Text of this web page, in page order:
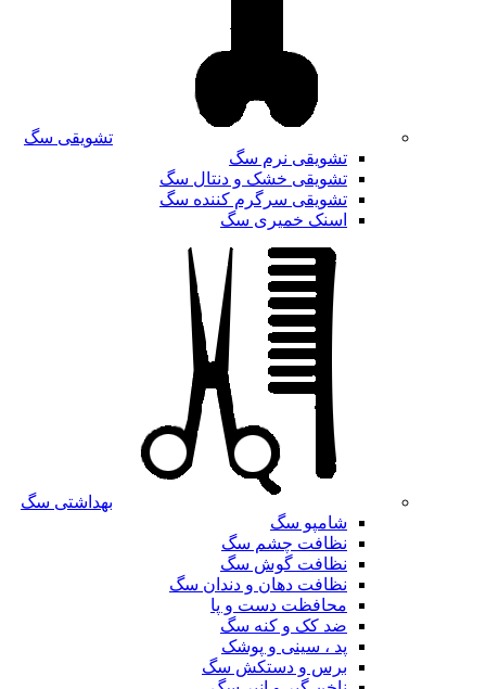
تشویقی سگ
تشویقی نرم سگ
تشویقی خشک و دنتال سگ
تشویقی سرگرم کننده سگ
اسنک خمیری سگ
بهداشتی سگ
شامپو سگ
نظافت چشم سگ
نظافت گوش سگ
نظافت دهان و دندان سگ
محافظت دست و پا
ضد کک و کنه سگ
پد ، سینی و پوشک
برس و دستکش سگ